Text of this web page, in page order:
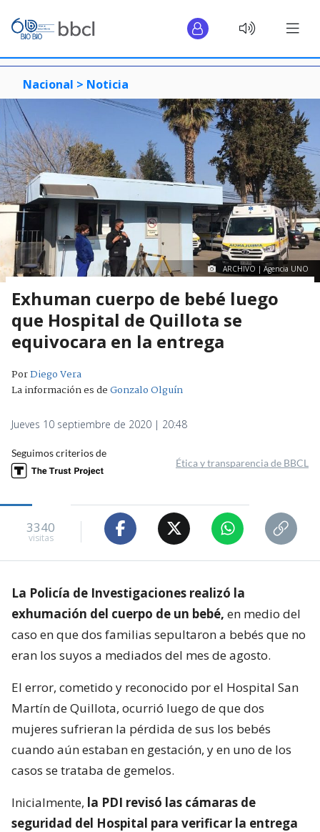
Nacional > Noticia
ARCHIVO | Agencia UNO
Exhuman cuerpo de bebé luego
que Hospital de Quillota se
equivocara en la entrega
PorDiego Vera
La información es deGonzalo Olguín
Jueves 10 septiembre de 2020 | 20:48
Seguimos criterios de
Ética y transparencia de BBCL
3340
visitas
La Policía de Investigaciones realizó la
exhumación del cuerpo de un bebé, en medio del
caso en que dos familias sepultaron a bebés que no
eran los suyos a mediados del mes de agosto.
El error, cometido y reconocido por el Hospital San
Martín de Quillota, ocurrió luego de que dos
mujeres sufrieran la pérdida de sus los bebés
cuando aún estaban en gestación, y en uno de los
casos se trataba de gemelos.
Inicialmente, la PDI revisó las cámaras de
seguridad del Hospital para verificar la entrega